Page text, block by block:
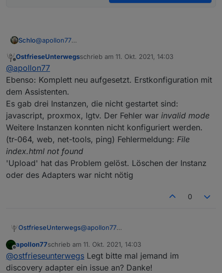
Schlo@apollon77
Docker-Image von ioBroker und bei mir waren alle
Instanzen außer Admin, Backup und Discovery fehlerhaft
oder sind nicht (richtig) gestartet.
Löschen und über Adapter neu installieren hat es dann
auch gefixt.
Die Fehler treten nur (aber immer nachvollziehbar) auf,
wenn ich die Installation per Geräte und Dienste finden -
> Letzten Scan verwenden -> Instanz auswählen und
"Instanzen erstellen" starte. Was ich als Newbie natürlich
erst mal so gemacht hatte.
Vielleicht hilft ja dieser Hinweis.
Offline
OstfrieseUnterwegsschrieb am 11. Okt. 2021, 14:03
zuletzt editiert von
@apollon77
Ebenso: Komplett neu aufgesetzt. Erstkonfiguration mit
dem Assistenten.
Es gab drei Instanzen, die nicht gestartet sind:
javascript, proxmox, lgtv. Der Fehler war invalid mode
Weitere Instanzen konnten nicht konfiguriert werden.
(tr-064, web, net-tools, ping) Fehlermeldung: File
index.html not found
'Upload' hat das Problem gelöst. Löschen der Instanz
oder des Adapters war nicht nötig
0
OstfrieseUnterwegs@apollon77
Erstkonfiguration mit dem Assistenten.
Es gab drei Instanzen, die nicht gestartet
sind: javascript, proxmox, lgtv. Der Fehler
Offline
apollon77schrieb am 11. Okt. 2021, 14:03
zuletzt editiert von
@ostfrieseunterwegs Legt bitte mal jemand im
discovery adapter ein issue an? Danke!